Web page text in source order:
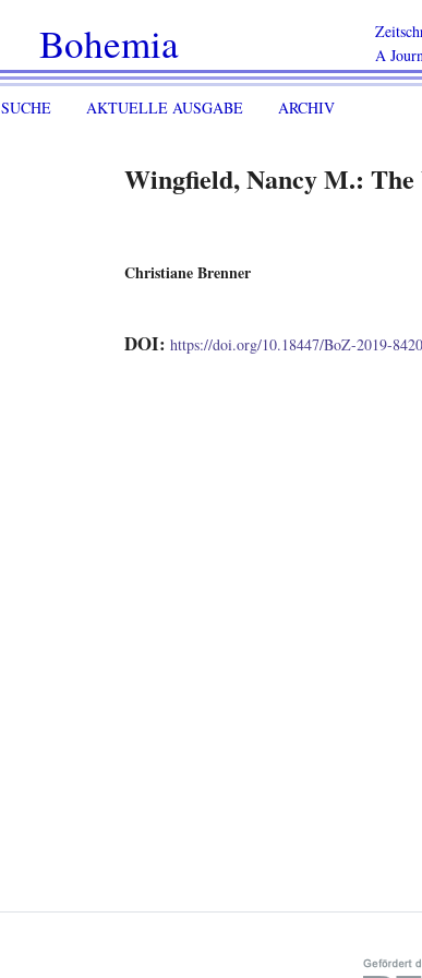
Bohemia
A
SUCHE AKTUELLE AUSGABE ARCHIV
Wingfield, Nancy M.:
Christiane Brenner
DOI: https://doi.org/10.18447/BoZ-2019-8420